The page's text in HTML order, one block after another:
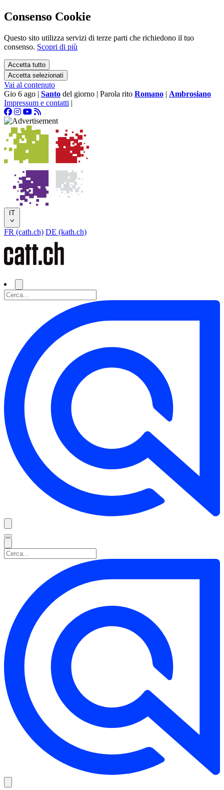
Consenso Cookie
Questo sito utilizza servizi di terze parti che richiedono il tuo
consenso. Scopri di più
Accetta tutto
Accetta selezionati
Vai al contenuto
Gio 6 ago | Santo del giorno | Parola rito Romano | Ambrosiano
Impressum e contatti |
IT
FR (cath.ch) DE (kath.ch)